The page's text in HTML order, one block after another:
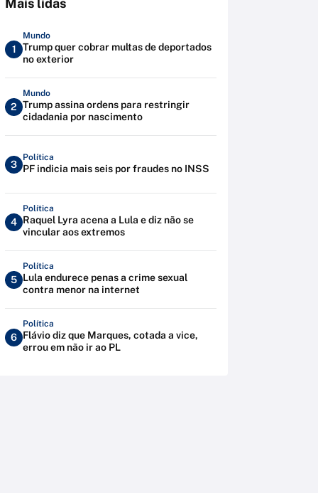
Mais lidas
1
Mundo
Trump quer cobrar multas de deportados
no exterior
2
Mundo
Trump assina ordens para restringir
cidadania por nascimento
3
Política
PF indicia mais seis por fraudes no INSS
4
Política
Raquel Lyra acena a Lula e diz não se
vincular aos extremos
5
Política
Lula endurece penas a crime sexual
contra menor na internet
6
Política
Flávio diz que Marques, cotada a vice,
errou em não ir ao PL